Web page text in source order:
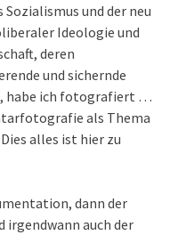
und der neu
Ideologie und
deren
und sichernde
habe ich fotografiert …
als Thema
alles ist hier zu
dann der
auch der